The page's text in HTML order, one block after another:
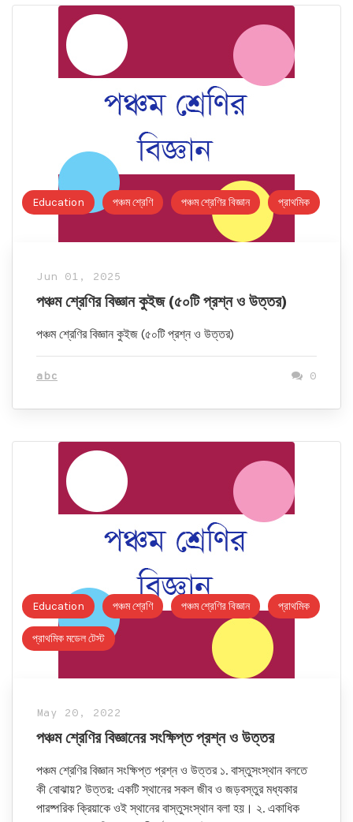
Education পঞ্চম শ্রেণি পঞ্চম শ্রেণির বিজ্ঞান প্রাথমিক
Jun 01, 2025
পঞ্চম শ্রেণির বিজ্ঞান কুইজ (৫০টি প্রশ্ন ও উত্তর)
পঞ্চম শ্রেণির বিজ্ঞান কুইজ (৫০টি প্রশ্ন ও উত্তর)
abc 0
Education পঞ্চম শ্রেণি পঞ্চম শ্রেণির বিজ্ঞান প্রাথমিক
প্রাথমিক মডেল টেস্ট
May 20, 2022
পঞ্চম শ্রেণির বিজ্ঞানের সংক্ষিপ্ত প্রশ্ন ও উত্তর
পঞ্চম শ্রেণির বিজ্ঞান সংক্ষিপ্ত প্রশ্ন ও উত্তর ১. বাস্তুসংস্থান বলতে
কী বোঝায়? উত্তর: একটি স্থানের সকল জীব ও জড়বস্তুর মধ্যকার
পারষ্পরিক ক্রিয়াকে ওই স্থানের বাস্তুসংস্থান বলা হয়। ২. একাধিক